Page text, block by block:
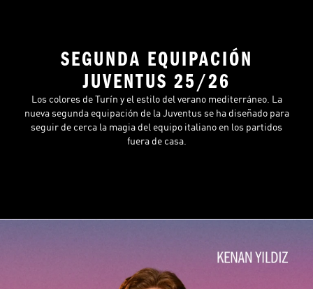
SEGUNDA EQUIPACIÓN
JUVENTUS 25/26
Los colores de Turín y el estilo del verano mediterráneo. La
nueva segunda equipación de la Juventus se ha diseñado para
seguir de cerca la magia del equipo italiano en los partidos
fuera de casa.